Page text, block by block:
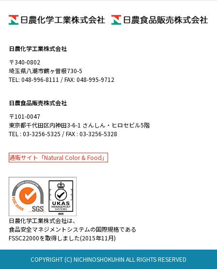
日農化学工業株式会社
〒340-0802
埼玉県八潮市鶴ヶ曽根730-5
TEL: 048-996-8111 / FAX: 048-995-9712
日農食品販売株式会社
〒101-0047
東京都千代田区内神田3-6-1 さんしん・ヒロセビル5階
TEL : 03-3256-5325 / FAX : 03-3256-5328
通販サイト「Natural Color & Food」
日農化学工業株式会社は、
食品安全マネジメントシステムの国際規格である
FSSC22000を取得しました(2015年11月)
COPYRIGHT (C) NICHINOSHOKUHIN ALL RIGHTS RESERVED